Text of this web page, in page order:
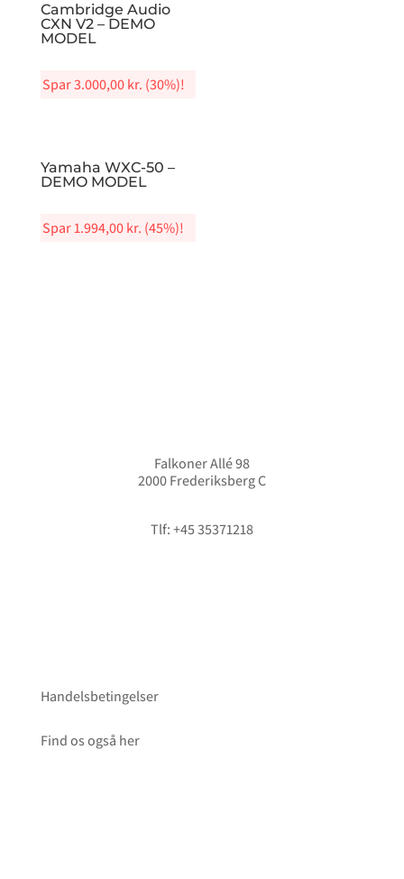
Cambridge Audio
CXN V2 – DEMO
MODEL
Spar3.000,00kr. (30%)!
Yamaha WXC-50 –
DEMO MODEL
Spar1.994,00kr. (45%)!
Falkoner Allé 98
2000 Frederiksberg C
Tlf: +45 35371218
Handelsbetingelser
Find os også her